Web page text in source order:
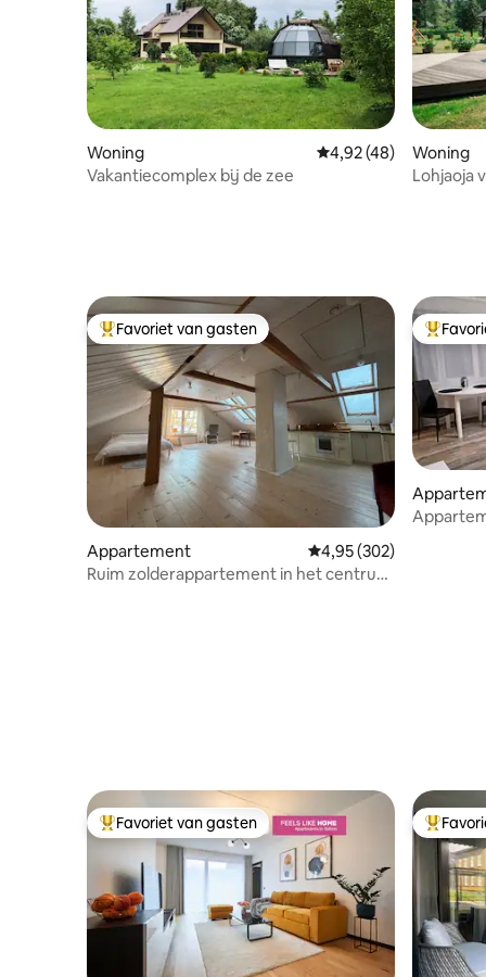
Woning Gemiddelde
4,92 (48)
Vakantiecomplex bij de zee
Woning
Lohjaoja
Topfavoriet van gasten
Favoriet van gasten
Appartement Gemiddelde
4,95 (302)
Ruim zolderappartement in het centrum
Topfavoriet van gasten
Favoriet van gasten